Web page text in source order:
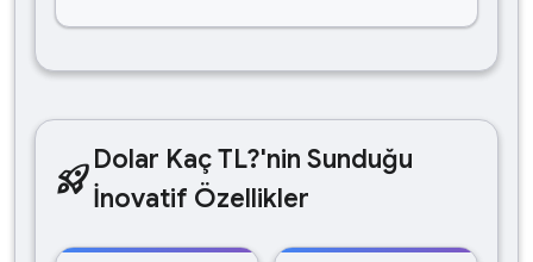
rocket_launchDolar Kaç TL?'nin Sunduğu
İnovatif Özellikler